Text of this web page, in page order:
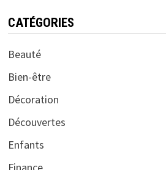
CATÉGORIES
Beauté
Bien-être
Décoration
Découvertes
Enfants
Finance